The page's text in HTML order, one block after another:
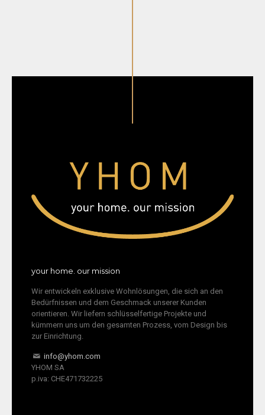
your home. our mission
Wir entwickeln exklusive Wohnlösungen, die sich an den
Bedürfnissen und dem Geschmack unserer Kunden
orientieren. Wir liefern schlüsselfertige Projekte und
kümmern uns um den gesamten Prozess, vom Design bis
zur Einrichtung.
info@yhom.com
YHOM SA
p.iva: CHE471732225